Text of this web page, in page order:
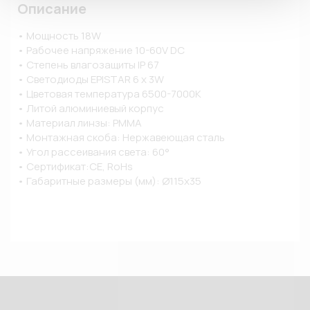
Описание
• Мощность 18W
• Рабочее напряжение 10-60V DC
• Степень влагозащиты IP 67
• Светодиоды EPISTAR 6 x 3W
• Цветовая температура 6500-7000K
• Литой алюминиевый корпус
• Материал линзы: PMMA
• Монтажная скоба: Нержавеющая сталь
• Угол рассеивания света: 60°
• Сертификат:CE, RoHs
• Габаритные размеры (мм): Ø115х35